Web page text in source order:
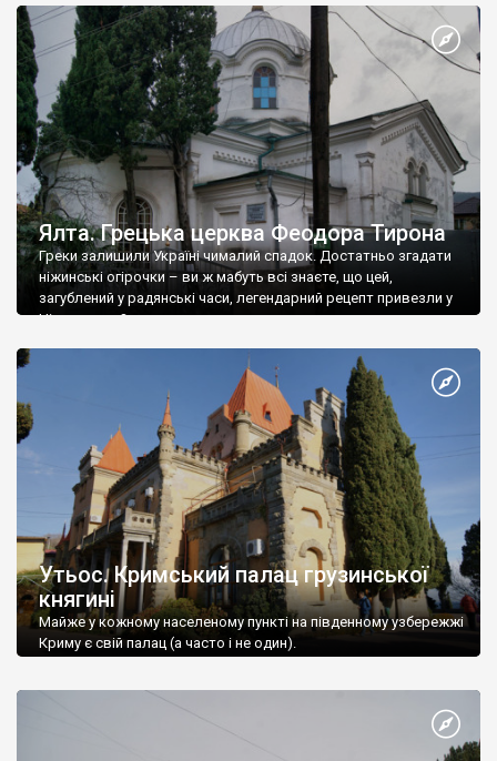
Ялта. Грецька церква Феодора Тирона
Греки залишили Україні чималий спадок. Достатньо згадати
ніжинські огірочки – ви ж мабуть всі знаєте, що цей,
загублений у радянські часи, легендарний рецепт привезли у
Ніжин греки?
Утьос. Кримський палац грузинської
княгині
Майже у кожному населеному пункті на південному узбережжі
Криму є свій палац (а часто і не один).